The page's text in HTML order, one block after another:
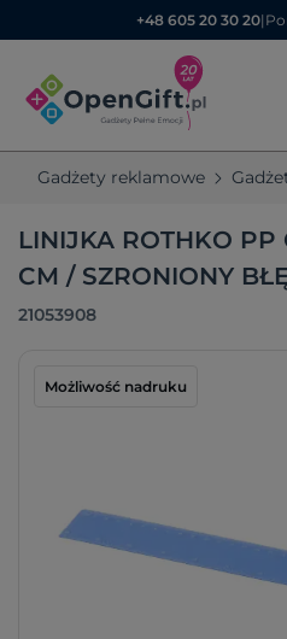
+48 605 20 30 20|
Gadżety reklamowe
LINIJKA ROTHKO PP
CM / SZRONIONY
21053908
Możliwość nadruku